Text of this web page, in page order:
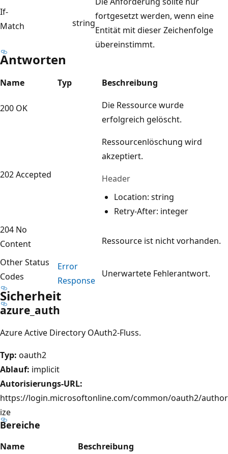
If-
Match
string
fortgesetzt werden, wenn eine
Entität mit dieser Zeichenfolge
übereinstimmt.
Antworten
Name Typ Beschreibung
200 OK
Die Ressource wurde
erfolgreich gelöscht.
202 Accepted
Ressourcenlöschung wird
akzeptiert.
Header
Location: string
Retry-After: integer
204 No
Content
Ressource ist nicht vorhanden.
Other Status
Codes
Error
Response
Unerwartete Fehlerantwort.
Sicherheit
azure_auth
Azure Active Directory OAuth2-Fluss.
Typ: oauth2
Ablauf: implicit
Autorisierungs-URL:
https://login.microsoftonline.com/common/oauth2/author
ize
Bereiche
Name
Beschreibung